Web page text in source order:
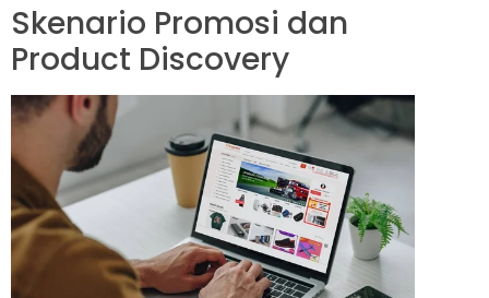
Skenario Promosi dan
Product Discovery